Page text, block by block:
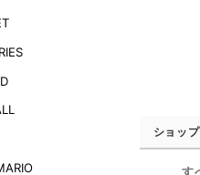
ショッ
す